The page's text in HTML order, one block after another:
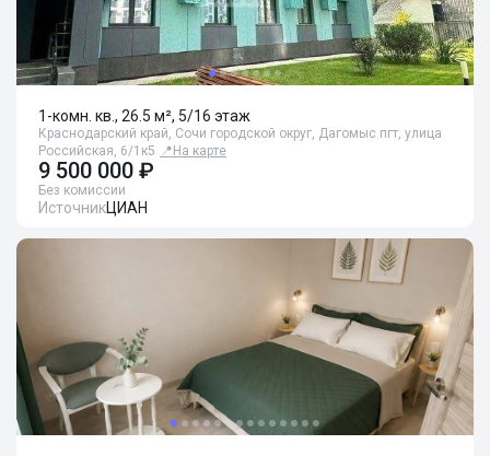
1-комн. кв., 26.5 м², 5/16 этаж
Краснодарский край, Сочи городской округ, Дагомыс пгт, улица
Российская, 6/1к5 📍 На карте
9 500 000 ₽
Без комиссии
ИсточникЦИАН